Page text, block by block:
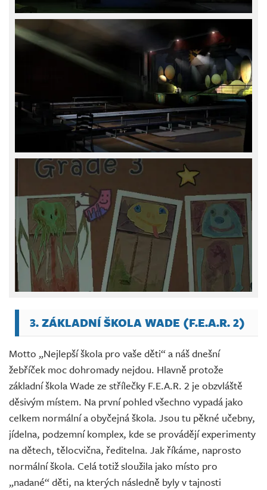
3. ZÁKLADNÍ ŠKOLA WADE (F.E.A.R. 2)
Motto „Nejlepší škola pro vaše děti“ a náš dnešní
žebříček moc dohromady nejdou. Hlavně protože
základní škola Wade ze střílečky F.E.A.R. 2 je obzvláště
děsivým místem. Na první pohled všechno vypadá jako
celkem normální a obyčejná škola. Jsou tu pěkné učebny,
jídelna, podzemní komplex, kde se provádějí experimenty
na dětech, tělocvična, ředitelna. Jak říkáme, naprosto
normální škola. Celá totiž sloužila jako místo pro
„nadané“ děti, na kterých následně byly v tajnosti